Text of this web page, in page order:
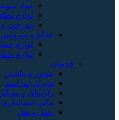
مواد
لوازم
بندرخت و
حمام و سرویس
لوازم
لوازم
خدمات
موتور و ماشین
پذیرایی/مراسم
رایانه‌ای و
مالی/حسابداری/
حمل و نقل